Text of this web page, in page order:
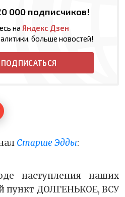
000 подписчиков!
на Яндекс Дзен
больше новостей!
ПОДПИСАТЬСЯ
Старше Эдды:
наступления наших
пункт ДОЛГЕНЬКОЕ, ВСУ